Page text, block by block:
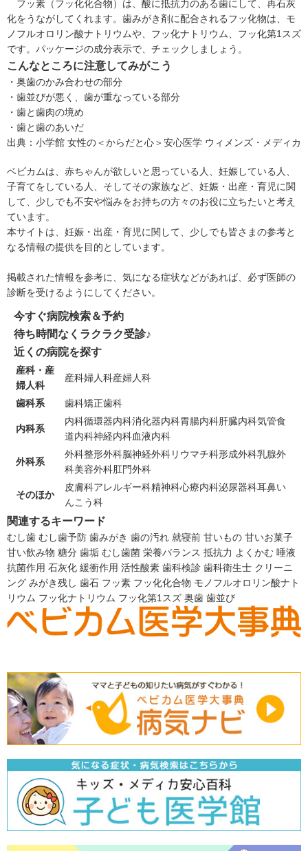
フッ素（フッ化化合物）は、酸に抵抗力のある歯にして、再石灰
化をうながしてくれます。歯みがき剤に配合されるフッ化物は、モ
ノフルオロリン酸ナトリウムや、フッ化ナトリウム、フッ化第1スズ
です。パッケージの成分表示で、チェックしましょう。
こんなところに注意してみがこう
・奥歯のかみ合わせの部分
・歯並びが悪く、歯が重なっている部分
・歯と歯肉の境め
・歯と歯のあいだ
出典： 小学館 女性の＜からだと心＞安心医学 ウィメンズ・メディカ
ベビカムは、赤ちゃんが欲しいと思っている人、妊娠している人、
子育てをしている人、そしてその家族など、妊娠・出産・育児に関
して、少しでも不安や悩みをお持ちの方々のお役に立ちたいと考え
ています。
本サイトは、妊娠・出産・育児に関して、少しでも皆さまの参考と
なる情報の提供を目的としています。
掲載された情報を参考に、気になる症状などがあれば、必ず医師の
診断を受けるようにしてください。
今すぐ病院検索＆予約
待ち時間なくラクラク受診♪
近くの病院を探す
産科・産
婦人科
産科婦人科産婦人科
歯科系 歯科矯正歯科
内科系
内科循環器内科消化器内科胃腸内科肝臓内科気管食
道内科神経内科血液内科
外科系
外科整形外科脳神経外科リウマチ科形成外科乳腺外
科美容外科肛門外科
そのほか
皮膚科アレルギー科精神科心療内科泌尿器科耳鼻い
んこう科
関連するキーワード
むし歯 むし歯予防 歯みがき 歯の汚れ 就寝前 甘いもの 甘いお菓子
甘い飲み物 糖分 歯垢 むし歯菌 栄養バランス 抵抗力 よくかむ 唾液
抗菌作用 石灰化 緩衝作用 活性酸素 歯科検診 歯科衛生士 クリーニ
ング みがき残し 歯石 フッ素 フッ化化合物 モノフルオロリン酸ナト
リウム フッ化ナトリウム フッ化第1スズ 奥歯 歯並び